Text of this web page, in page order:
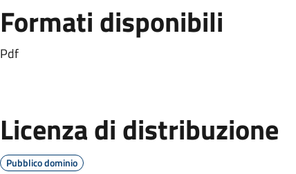
Formati disponibili
Pdf
Licenza di distribuzione
Pubblico dominio